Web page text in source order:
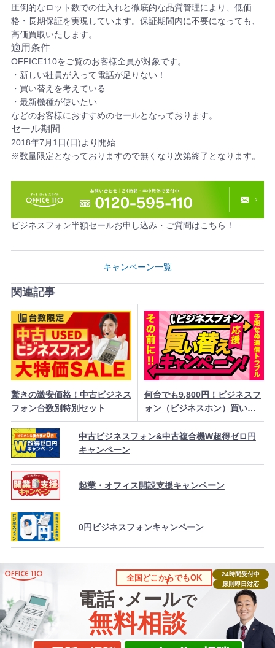
圧倒的なロット数での仕入れと徹底的な品質管理により、低価
格・長期保証を実現しています。保証期間内に不要になっても、
高価買取いたします。
適用条件
OFFICE110をご覧のお客様全員が対象です。
・新しい社員が入って電話が足りない！
・買い替えを考えている
・最新機種が使いたい
などのお客様におすすめのセールとなっております。
セール期間
2018年7月1日(日)より開始
※数量限定となっておりますので無くなり次第終了となります。
ビジネスフォン半額セールお申し込み・ご質問はこちら！
キャンペーン一覧
関連記事
驚きの激安価格！中古ビジネス
フォン台数別特別セット
何台でも9,800円！ビジネスフ
ォン（ビジネスホン）買い替
え大特価
中古ビジネスフォン&中古複合機W超得ゼロ円
キャンペーン
起業・オフィス開設支援キャンペーン
0円ビジネスフォンキャンペーン
24時間受付中
原則即日対応
全国どこからでもOK
電話・ メールで
無料相談